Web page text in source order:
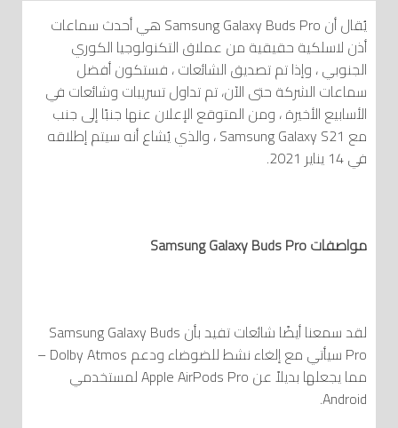
يُقال أن Samsung Galaxy Buds Pro هي أحدث سماعات
أذن لاسلكية حقيقية من عملاق التكنولوجيا الكوري
الجنوبي ، وإذا تم تصديق الشائعات ، فستكون أفضل
سماعات الشركة حتى الآن، تم تداول تسريبات وشائعات في
الأسابيع الأخيرة ، ومن المتوقع الإعلان عنها جنبًا إلى جنب
مع Samsung Galaxy S21 ، والذي يُشاع أنه سيتم إطلاقه
في 14 يناير 2021.
مواصفات Samsung Galaxy Buds Pro
لقد سمعنا أيضًا شائعات تفيد بأن Samsung Galaxy Buds
Pro سيأتي مع إلغاء نشط للضوضاء ودعم Dolby Atmos –
مما يجعلها بديلاً عن Apple AirPods Pro لمستخدمي
Android.